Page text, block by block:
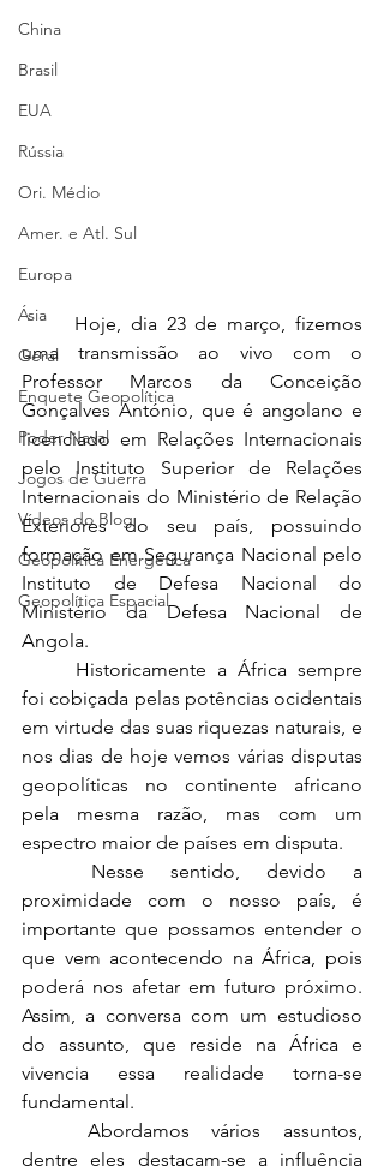
China
Brasil
EUA
Rússia
Ori. Médio
Amer. e Atl. Sul
Europa
Ásia
Geral
Enquete Geopolítica
Poder Naval
Jogos de Guerra
Vídeos do Blog
Geopolítica Energética
Geopolítica Espacial
	Hoje, dia 23 de março, fizemos
uma transmissão ao vivo com o
Professor Marcos da Conceição
Gonçalves António, que é angolano e
licenciado em Relações Internacionais
pelo Instituto Superior de Relações
Internacionais do Ministério de Relação
Exteriores do seu país, possuindo
formação em Segurança Nacional pelo
Instituto de Defesa Nacional do
Ministério da Defesa Nacional de
Angola.
foi cobiçada pelas potências ocidentais
em virtude das suas riquezas naturais, e
nos dias de hoje vemos várias disputas
geopolíticas no continente africano
pela mesma razão, mas com um
espectro maior de países em disputa.
proximidade com o nosso país, é
importante que possamos entender o
que vem acontecendo na África, pois
poderá nos afetar em futuro próximo.
Assim, a conversa com um estudioso
do assunto, que reside na África e
vivencia essa realidade torna-se
fundamental.
dentre eles destacam-se a influência